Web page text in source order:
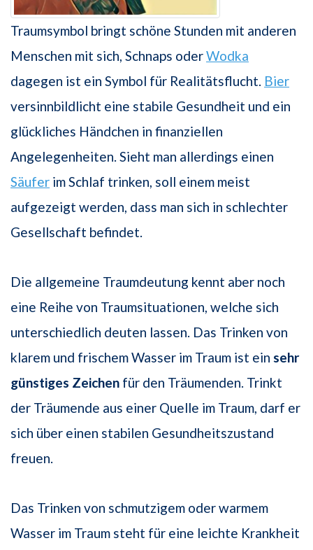
Traumsymbol bringt schöne Stunden mit anderen
Menschen mit sich, Schnaps oderWodka
dagegen ist ein Symbol für Realitätsflucht. Bier
versinnbildlicht eine stabile Gesundheit und ein
glückliches Händchen in finanziellen
Angelegenheiten. Sieht man allerdings einen
Säufer im Schlaf trinken, soll einem meist
aufgezeigt werden, dass man sich in schlechter
Gesellschaft befindet.
Die allgemeine Traumdeutung kennt aber noch
eine Reihe von Traumsituationen, welche sich
unterschiedlich deuten lassen. Das Trinken von
klarem und frischem Wasser im Traum ist ein sehr
günstiges Zeichen für den Träumenden. Trinkt
der Träumende aus einer Quelle im Traum, darf er
sich über einen stabilen Gesundheitszustand
freuen.
Das Trinken von schmutzigem oder warmem
Wasser im Traum steht für eine leichte Krankheit